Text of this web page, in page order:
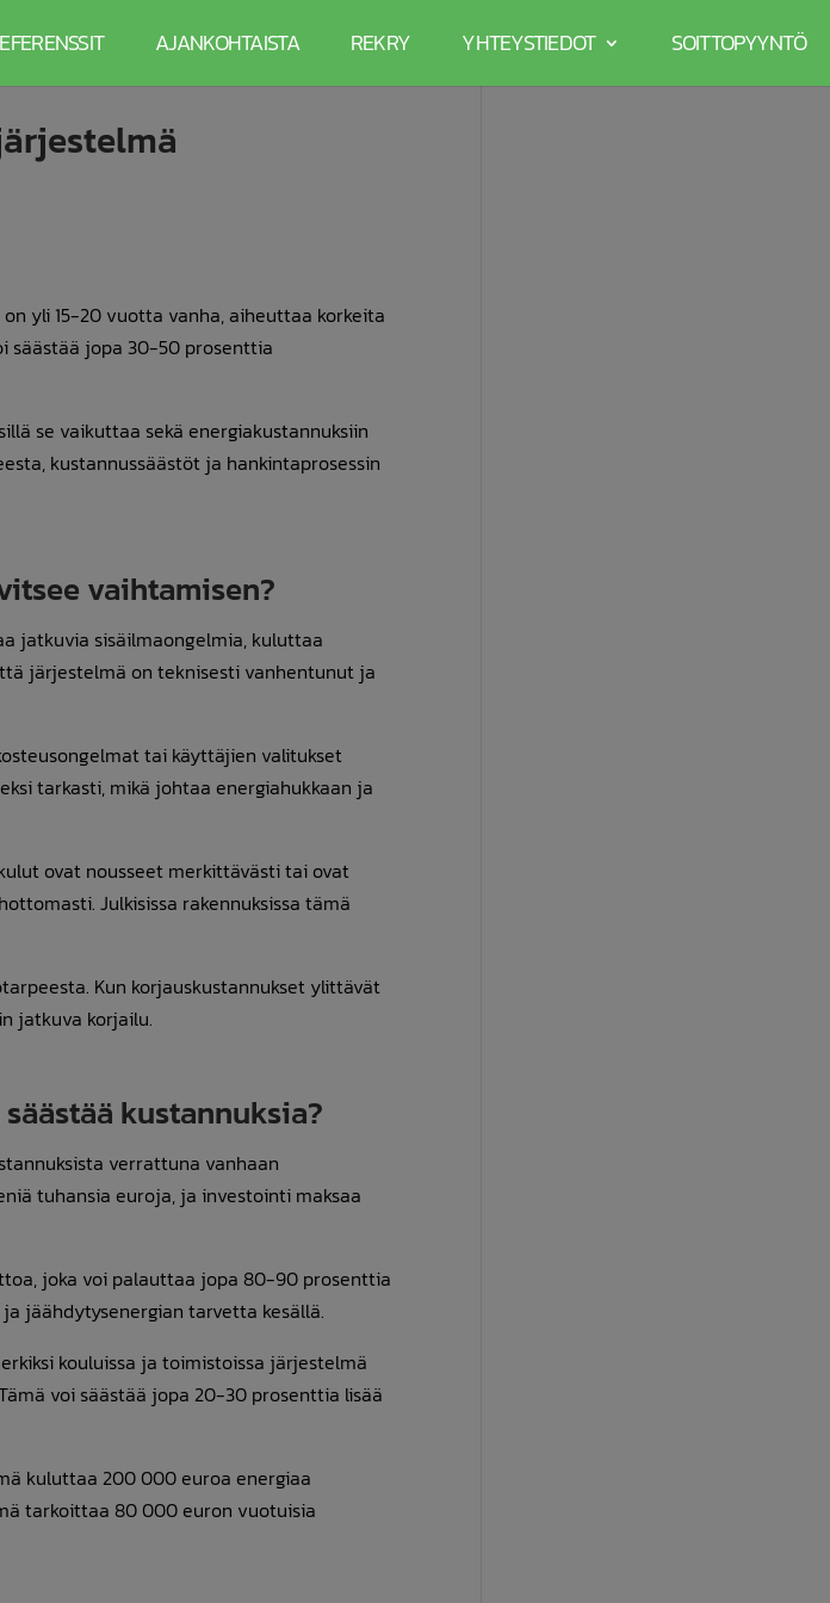
AJANKOHTAISTA REKRY YHTEYSTIEDOT SOITTOPYYNTÖ
yli 15-20 vuotta vanha, aiheuttaa korkeita
säästää jopa 30-50 prosenttia
se vaikuttaa sekä energiakustannuksiin
kustannussäästöt ja hankintaprosessin
vaihtamisen?
jatkuvia sisäilmaongelmia, kuluttaa
järjestelmä on teknisesti vanhentunut ja
tai käyttäjien valitukset
tarkasti, mikä johtaa energiahukkaan ja
ovat nousseet merkittävästi tai ovat
Julkisissa rakennuksissa tämä
Kun korjauskustannukset ylittävät
jatkuva korjailu.
kustannuksia?
verrattuna vanhaan
tuhansia euroja, ja investointi maksaa
joka voi palauttaa jopa 80-90 prosenttia
jäähdytysenergian tarvetta kesällä.
kouluissa ja toimistoissa järjestelmä
voi säästää jopa 20-30 prosenttia lisää
kuluttaa 200 000 euroa energiaa
tarkoittaa 80 000 euron vuotuisia